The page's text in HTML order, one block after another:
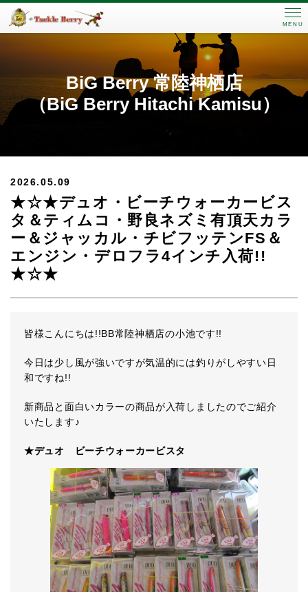
MENU
BiG Berry 常陸神栖店
（BiG Berry Hitachi Kamisu）
2026.05.09
★☆★デュオ・ビーチウォーカービス
タ＆ティムコ・野良ネズミ有頂天カラ
ー＆ジャッカル・チビフッテンFS＆
エンジン・デロフラ4インチ入荷!!
★☆★
皆様こんにちは!!BB常陸神栖店の小池です!!
今日は少し風が強いですが気温的には釣りがしやすい日
和ですね!!
新商品と面白いカラーの商品が入荷しましたのでご紹介
いたします♪
★デュオ ビーチウォーカービスタ